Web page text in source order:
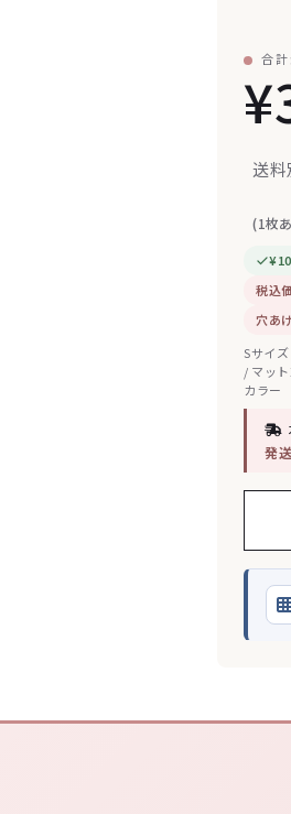
合
送
(1枚
税込
穴あ
Sサイ
/ マッ
カラー
発送